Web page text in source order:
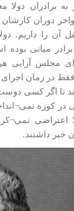
برادران دولا
دوران
آن را داريم.
میانی
مجلس آرایی
در زمان
تا اگر کسی دوست
در کوزه
اعتراضی
خبر داشتند.